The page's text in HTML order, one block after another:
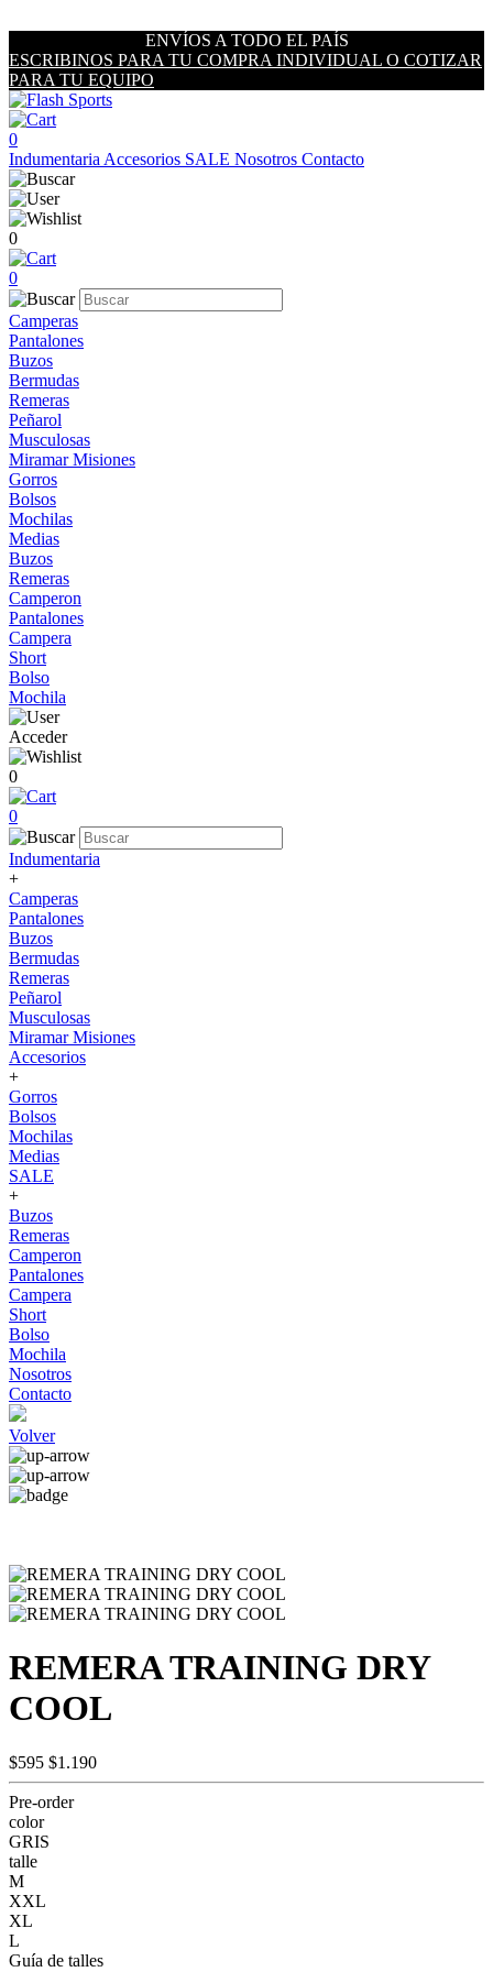
ENVÍOS A TODO EL PAÍS
ESCRIBINOS PARA TU COMPRA INDIVIDUAL O COTIZAR
PARA TU EQUIPO
0
Indumentaria Accesorios SALE Nosotros Contacto
0
0
Camperas
Pantalones
Buzos
Bermudas
Remeras
Peñarol
Musculosas
Miramar Misiones
Gorros
Bolsos
Mochilas
Medias
Buzos
Remeras
Camperon
Pantalones
Campera
Short
Bolso
Mochila
Acceder
0
0
Indumentaria
+
Camperas
Pantalones
Buzos
Bermudas
Remeras
Peñarol
Musculosas
Miramar Misiones
Accesorios
+
Gorros
Bolsos
Mochilas
Medias
SALE
+
Buzos
Remeras
Camperon
Pantalones
Campera
Short
Bolso
Mochila
Nosotros
Contacto
Volver
REMERA TRAINING DRY
COOL
$595 $1.190
Pre-order
color
GRIS
talle
M
XXL
XL
L
Guía de talles